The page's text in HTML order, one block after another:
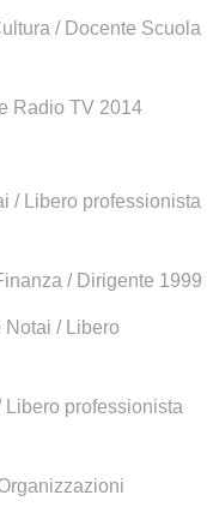
/ Docente Scuola
Radio TV 2014
/ Libero professionista
/ Dirigente 1999
Notai / Libero
Libero professionista